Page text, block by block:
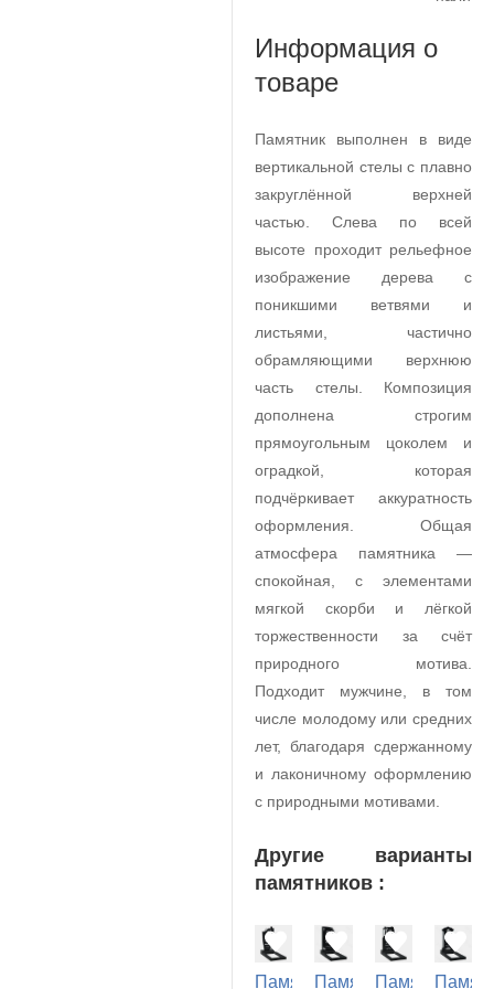
Информация о
товаре
Памятник выполнен в виде
вертикальной стелы с плавно
закруглённой верхней
частью. Слева по всей
высоте проходит рельефное
изображение дерева с
поникшими ветвями и
листьями, частично
обрамляющими верхнюю
часть стелы. Композиция
дополнена строгим
прямоугольным цоколем и
оградкой, которая
подчёркивает аккуратность
оформления. Общая
атмосфера памятника —
спокойная, с элементами
мягкой скорби и лёгкой
торжественности за счёт
природного мотива.
Подходит мужчине, в том
числе молодому или средних
лет, благодаря сдержанному
и лаконичному оформлению
с природными мотивами.
Другие варианты
памятников :
ПамятникПамятникПамятник